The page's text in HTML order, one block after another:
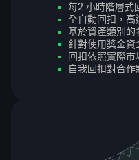
每2 小時階層式
全自動回扣，
基於資產類別的
針對使用獎金
回扣依照實際
自我回扣對合作